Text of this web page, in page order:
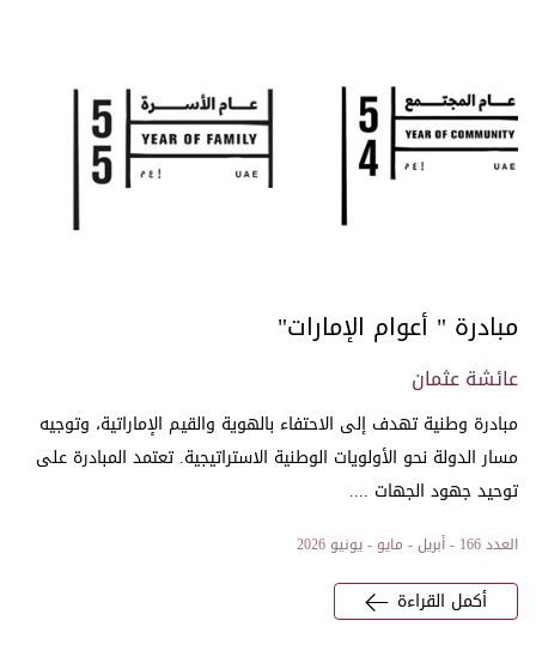
مبادرة " أعوام الإمارات"
عائشة عثمان
مبادرة وطنية تهدف إلى الاحتفاء بالهوية والقيم الإماراتية، وتوجيه
مسار الدولة نحو الأولويات الوطنية الاستراتيجية. تعتمد المبادرة على
توحيد جهود الجهات ....
العدد 166 - أبريل - مايو - يونيو 2026
أكمل القراءة